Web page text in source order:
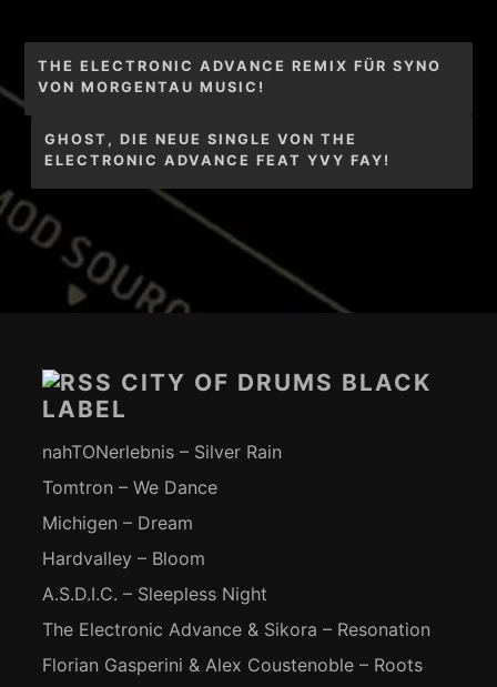
Beitragsnavigation
THE ELECTRONIC ADVANCE REMIX FÜR SYNO
VON MORGENTAU MUSIC!
GHOST, DIE NEUE SINGLE VON THE
ELECTRONIC ADVANCE FEAT YVY FAY!
CITY OF DRUMS BLACK
LABEL
nahTONerlebnis – Silver Rain
Tomtron – We Dance
Michigen – Dream
Hardvalley – Bloom
A.S.D.I.C. – Sleepless Night
The Electronic Advance & Sikora – Resonation
Florian Gasperini & Alex Coustenoble – Roots